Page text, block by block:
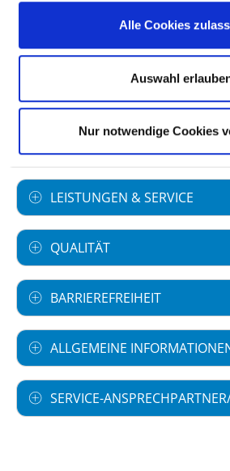
Alle Cookies
Auswahl
Nur notwendige Cookies
WEITERE INFORMATIONEN
Informationen und
Krankenhauses für alle
LEISTUNGEN & SERVICE
QUALITÄT
BARRIEREFREIHEIT
ALLGEMEINE
SERVICE-